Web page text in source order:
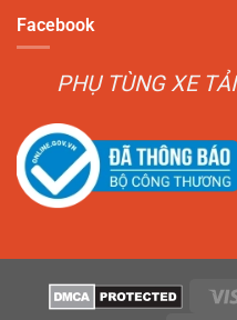
Facebook
PHỤ TÙNG XE TẢI